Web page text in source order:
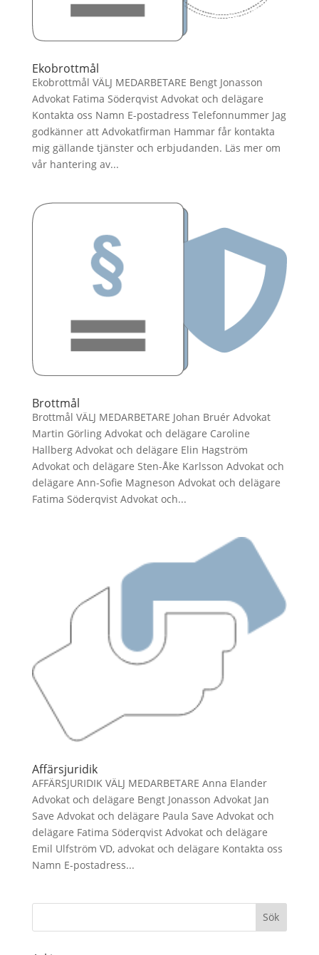
Ekobrottmål
Ekobrottmål VÄLJ MEDARBETARE Bengt Jonasson
Advokat Fatima Söderqvist Advokat och delägare
Kontakta oss Namn E-postadress Telefonnummer Jag
godkänner att Advokatfirman Hammar får kontakta
mig gällande tjänster och erbjudanden. Läs mer om
vår hantering av...
Brottmål
Brottmål VÄLJ MEDARBETARE Johan Bruér Advokat
Martin Görling Advokat och delägare Caroline
Hallberg Advokat och delägare Elin Hagström
Advokat och delägare Sten-Åke Karlsson Advokat och
delägare Ann-Sofie Magneson Advokat och delägare
Fatima Söderqvist Advokat och...
Affärsjuridik
AFFÄRSJURIDIK VÄLJ MEDARBETARE Anna Elander
Advokat och delägare Bengt Jonasson Advokat Jan
Save Advokat och delägare Paula Save Advokat och
delägare Fatima Söderqvist Advokat och delägare
Emil Ulfström VD, advokat och delägare Kontakta oss
Namn E-postadress...